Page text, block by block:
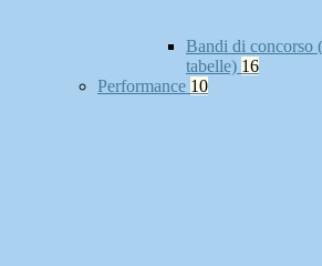
Bandi di concorso
tabelle) 16
Performance 10